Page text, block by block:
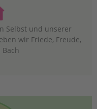
Selbst und unserer
wir Friede, Freude,